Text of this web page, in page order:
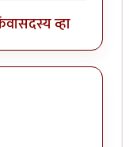
सदस्य व्हा